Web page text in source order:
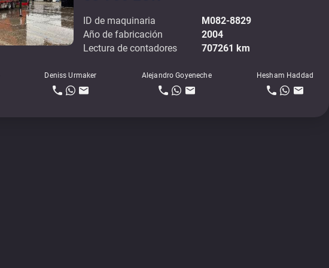
ID de maquinaria
M082-8829
Año de fabricación
2004
Lectura de contadores
707261 km
Deniss Urmaker Alejandro Goyeneche Hesham Haddad